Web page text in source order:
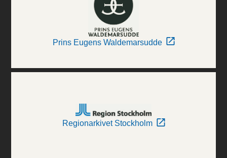
Prins Eugens Waldemarsudde
Regionarkivet Stockholm